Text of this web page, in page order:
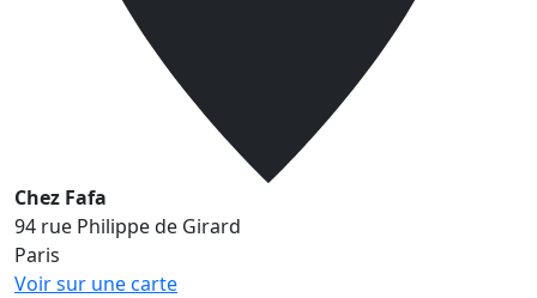
Chez Fafa
94 rue Philippe de Girard
Paris
Voir sur une carte